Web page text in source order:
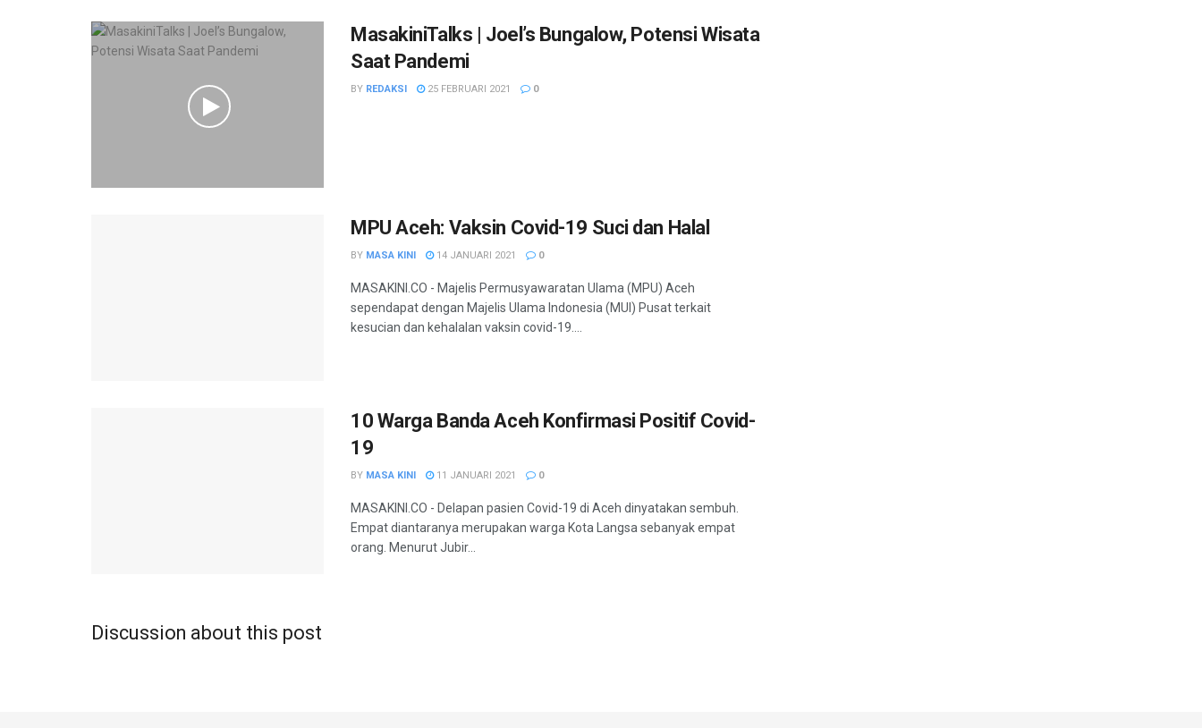
MasakiniTalks | Joel’s Bungalow, Potensi Wisata
Saat Pandemi
BY REDAKSI 25 FEBRUARI 2021 0
MPU Aceh: Vaksin Covid-19 Suci dan Halal
BY MASA KINI 14 JANUARI 2021 0
MASAKINI.CO - Majelis Permusyawaratan Ulama (MPU) Aceh
sependapat dengan Majelis Ulama Indonesia (MUI) Pusat terkait
kesucian dan kehalalan vaksin covid-19....
10 Warga Banda Aceh Konfirmasi Positif Covid-
19
BY MASA KINI 11 JANUARI 2021 0
MASAKINI.CO - Delapan pasien Covid-19 di Aceh dinyatakan sembuh.
Empat diantaranya merupakan warga Kota Langsa sebanyak empat
orang. Menurut Jubir...
Discussion about this post